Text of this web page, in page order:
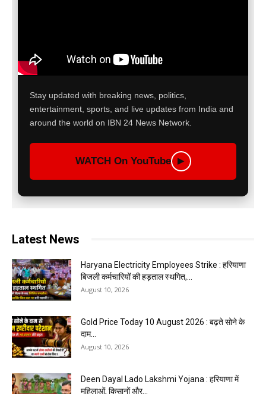
Stay updated with breaking news, politics,
entertainment, sports, and live updates from India and
around the world on IBN 24 News Network.
WATCH On YouTube ▶
Latest News
Haryana Electricity Employees Strike : हरियाणा
बिजली कर्मचारियों की हड़ताल स्थगित,...
August 10, 2026
Gold Price Today 10 August 2026 : बढ़ते सोने के
दाम...
August 10, 2026
Deen Dayal Lado Lakshmi Yojana : हरियाणा में
महिलाओं, किसानों और...